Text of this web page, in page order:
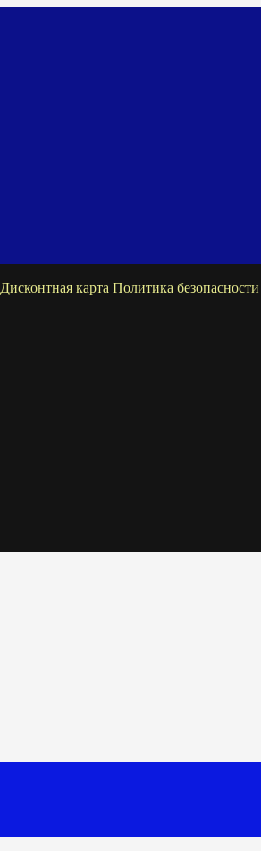
Дисконтная карта Политика безопасности